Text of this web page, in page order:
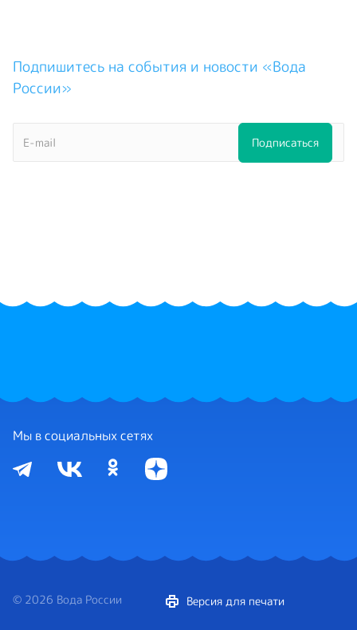
Подпишитесь на события и новости «Вода
России»
Мы в социальных сетях
© 2026 Вода России Версия для печати